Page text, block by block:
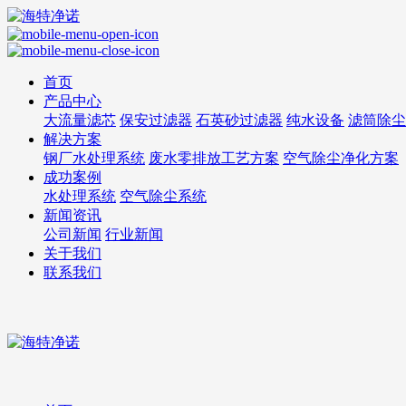
首页
产品中心
大流量滤芯 保安过滤器 石英砂过滤器 纯水设备 滤筒除
解决方案
钢厂水处理系统 废水零排放工艺方案 空气除尘净化方案
成功案例
水处理系统 空气除尘系统
新闻资讯
公司新闻 行业新闻
关于我们
联系我们